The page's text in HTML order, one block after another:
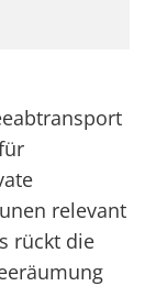
relevant
rückt die